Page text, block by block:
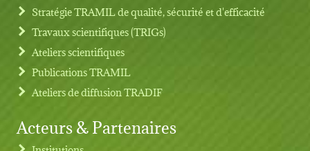
Stratégie TRAMIL de qualité, sécurité et d'efficacité
Travaux scientifiques (TRIGs)
Ateliers scientifiques
Publications TRAMIL
Ateliers de diffusion TRADIF
Acteurs & Partenaires